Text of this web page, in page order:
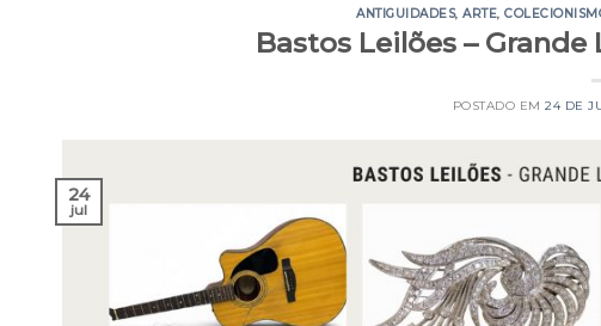
ANTIGUIDADES,ARTE,
Bastos Leilões –
POSTADO EM24 DE
24
jul